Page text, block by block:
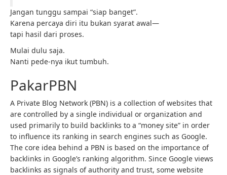
Jangan tunggu sampai “siap banget”.
Karena percaya diri itu bukan syarat awal—
tapi hasil dari proses.
Mulai dulu saja.
Nanti pede-nya ikut tumbuh.
PakarPBN
A Private Blog Network (PBN) is a collection of websites that
are controlled by a single individual or organization and
used primarily to build backlinks to a “money site” in order
to influence its ranking in search engines such as Google.
The core idea behind a PBN is based on the importance of
backlinks in Google’s ranking algorithm. Since Google views
backlinks as signals of authority and trust, some website